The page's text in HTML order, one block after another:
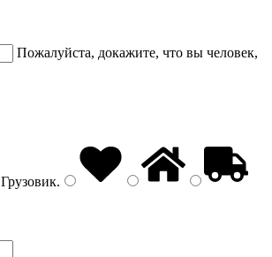
Пожалуйста, докажите, что вы человек,
Грузовик.